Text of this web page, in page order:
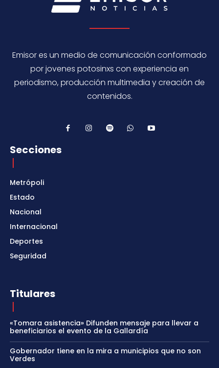
Emisor es un medio de comunicación conformado
por jovenes potosinxs con experiencia en
periodismo, producción multimedia y creación de
contenidos.
Secciones
Metrópoli
Estado
Nacional
Internacional
Deportes
Seguridad
Titulares
«Tomara asistencia» Difunden mensaje para llevar a
beneficiarios el evento de la Gallardía
Gobernador tiene en la mira a municipios que no son
Verdes